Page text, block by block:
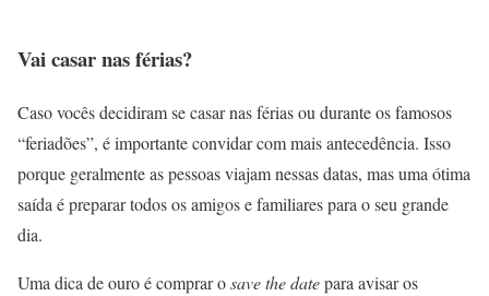
Vai casar nas férias?
Caso vocês decidiram se casar nas férias ou durante os famosos
“feriadões”, é importante convidar com mais antecedência. Isso
porque geralmente as pessoas viajam nessas datas, mas uma ótima
saída é preparar todos os amigos e familiares para o seu grande
dia.
Uma dica de ouro é comprar osave the datepara avisar os